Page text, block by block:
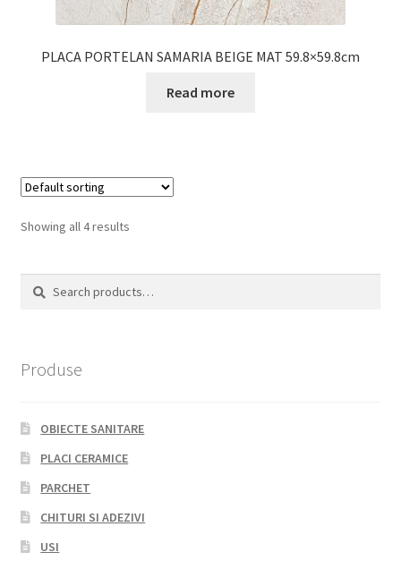
PLACA PORTELAN SAMARIA BEIGE MAT 59.8×59.8cm
Read more
Showing all 4 results
Search
Search
Produse
OBIECTE SANITARE
PLACI CERAMICE
PARCHET
CHITURI SI ADEZIVI
USI